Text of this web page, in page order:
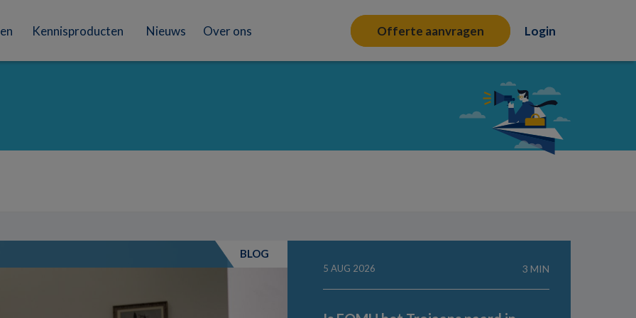
Kennisproducten Nieuws Over ons Offerte aanvragen Login
BLOG
5 AUG 2026 3 MIN